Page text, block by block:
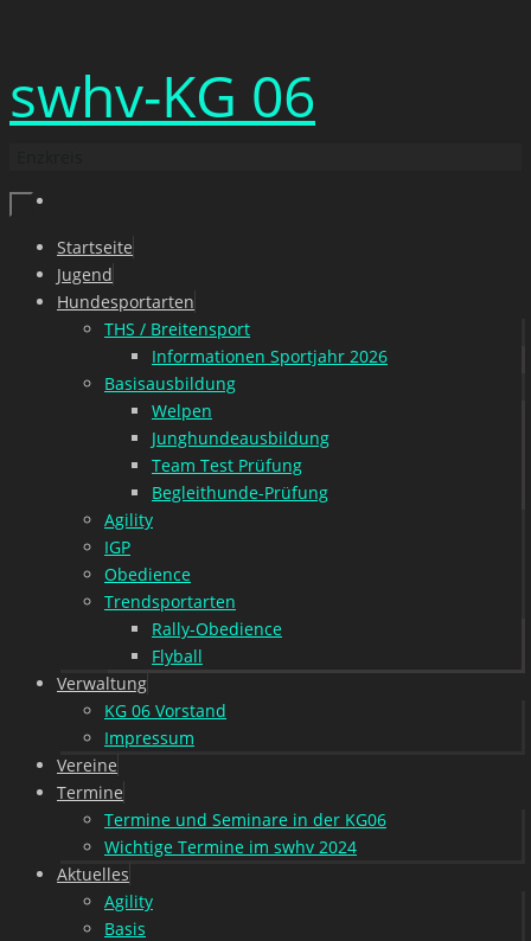
Inhalt
springen
swhv-KG 06
Zum
Inhalt
springen
Startseite
Jugend
Hundesportarten
THS / Breitensport
Informationen Sportjahr 2026
Basisausbildung
Welpen
Junghundeausbildung
Team Test Prüfung
Begleithunde-Prüfung
Agility
IGP
Obedience
Trendsportarten
Rally-Obedience
Flyball
Verwaltung
KG 06 Vorstand
Impressum
Vereine
Termine
Termine und Seminare in der KG06
Wichtige Termine im swhv 2024
Aktuelles
Agility
Basis